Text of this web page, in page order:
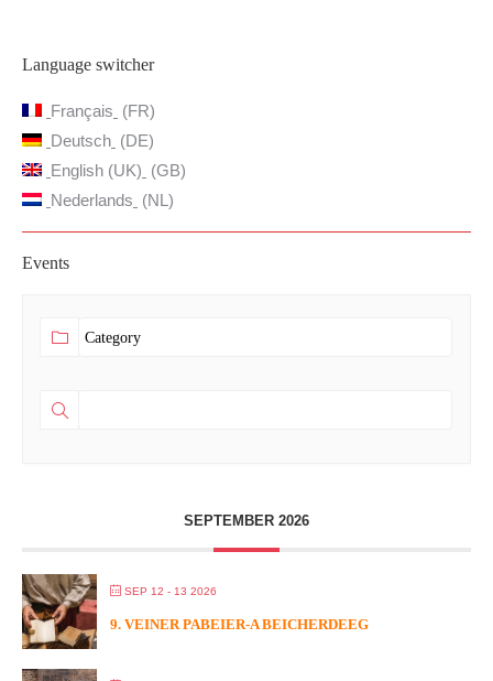
Language switcher
Français
FR
Deutsch
DE
English (UK)
GB
Nederlands
NL
Events
SEPTEMBER 2026
SEP 12 - 13 2026
9. VEINER PABEIER-A BEICHERDEEG